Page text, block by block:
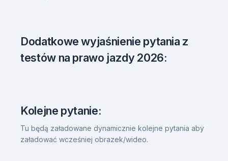
Dodatkowe wyjaśnienie pytania z
testów na prawo jazdy 2026:
Kolejne pytanie:
Tu będą załadowane dynamicznie kolejne pytania aby
załadować wcześniej obrazek/wideo.